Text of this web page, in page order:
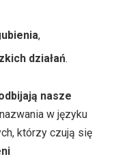
,
działań.
nasze
w języku
którzy czują się